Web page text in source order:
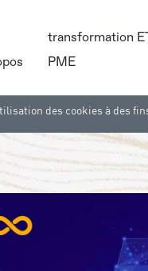
des cookies à des
transformation
PME